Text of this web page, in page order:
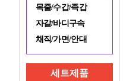
목줄/수갑/족갑
자갈/바디구속
채직/가면/안대
세트제품